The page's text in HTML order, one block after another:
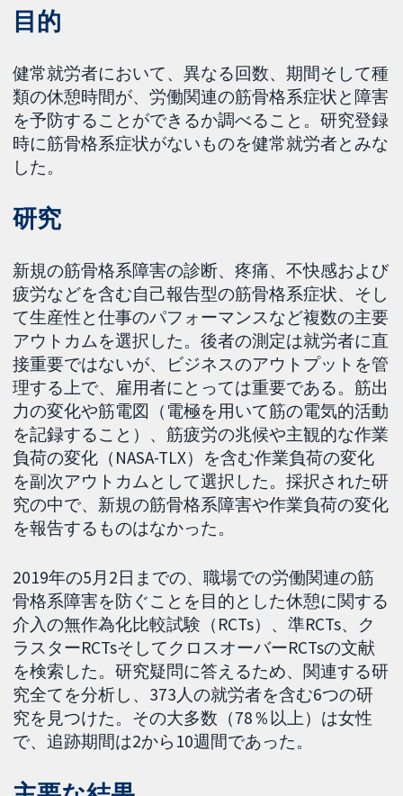
目的
健常就労者において、異なる回数、期間そして種
類の休憩時間が、労働関連の筋骨格系症状と障害
を予防することができるか調べること。研究登録
時に筋骨格系症状がないものを健常就労者とみな
した。
研究
新規の筋骨格系障害の診断、疼痛、不快感および
疲労などを含む自己報告型の筋骨格系症状、そし
て生産性と仕事のパフォーマンスなど複数の主要
アウトカムを選択した。後者の測定は就労者に直
接重要ではないが、ビジネスのアウトプットを管
理する上で、雇用者にとっては重要である。筋出
力の変化や筋電図（電極を用いて筋の電気的活動
を記録すること）、筋疲労の兆候や主観的な作業
負荷の変化（NASA-TLX）を含む作業負荷の変化
を副次アウトカムとして選択した。採択された研
究の中で、新規の筋骨格系障害や作業負荷の変化
を報告するものはなかった。
2019年の5月2日までの、職場での労働関連の筋
骨格系障害を防ぐことを目的とした休憩に関する
介入の無作為化比較試験（RCTs）、準RCTs、ク
ラスターRCTsそしてクロスオーバーRCTsの文献
を検索した。研究疑問に答えるため、関連する研
究全てを分析し、373人の就労者を含む6つの研
究を見つけた。その大多数（78％以上）は女性
で、追跡期間は2から10週間であった。